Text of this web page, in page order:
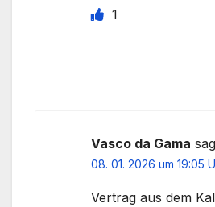
1
Vasco da Gama
08. 01. 2026 um 19:05
Vertrag aus dem